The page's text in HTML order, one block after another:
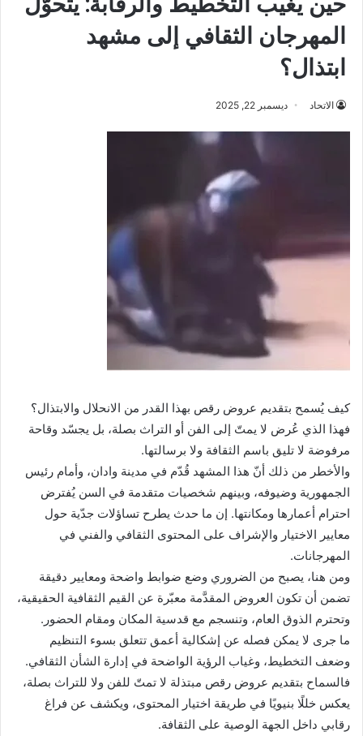
المهرجان الثقافي إلى مشهد
ابتذال؟
الاتحاد ديسمبر 22, 2025
كيف يُسمح بتقديم عروض رقص بهذا القدر من الانحلال والابتذال؟
فهذا الذي عُرض لا يمتّ إلى الفن أو التراث بصلة، بل يجسّد وقاحة
مرفوضة لا تليق باسم الثقافة ولا برسالتها.
والأخطر من ذلك أنّ هذا المشهد قُدّم في مدينة وادان، وأمام رئيس
الجمهورية وضيوفه، وبينهم شخصيات متقدمة في السن يُفترض
احترام أعمارها ومكانتها. إن ما حدث يطرح تساؤلات جدّية حول
معايير الاختيار والإشراف على المحتوى الثقافي والفني في
المهرجانات.
ومن هنا، يصبح من الضروري وضع ضوابط واضحة ومعايير دقيقة
تضمن أن تكون العروض المقدَّمة معبّرة عن القيم الثقافية الحقيقية،
وتحترم الذوق العام، وتنسجم مع قدسية المكان ومقام الحضور.
ما جرى لا يمكن فصله عن إشكالية أعمق تتعلق بسوء التنظيم
وضعف التخطيط، وغياب الرؤية الواضحة في إدارة الشأن الثقافي.
فالسماح بتقديم عروض رقص مبتذلة لا تمتّ للفن ولا للتراث بصلة،
يعكس خللًا بنيويًا في طريقة اختيار المحتوى، ويكشف عن فراغ
رقابي داخل الجهة الوصية على الثقافة.